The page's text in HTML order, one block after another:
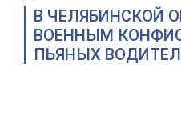
В ЧЕЛЯБИНСКОЙ
ВОЕННЫМ
ПЬЯНЫХ